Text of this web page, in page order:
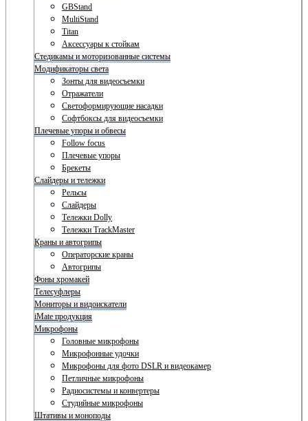
GBStand
MultiStand
Titan
Аксессуары к стойкам
Стедикамы и моторизованные системы
Модификаторы света
Зонты для видеосъемки
Отражатели
Светоформирующие насадки
Софтбоксы для видеосъемки
Плечевые упоры и обвесы
Follow focus
Плечевые упоры
Брекеты
Слайдеры и тележки
Рельсы
Слайдеры
Тележки Dolly
Тележки TrackMaster
Краны и автогрипы
Операторские краны
Автогрипы
Фоны хромакей
Телесуфлеры
Мониторы и видоискатели
iMate продукция
Микрофоны
Головные микрофоны
Микрофонные удочки
Микрофоны для фото DSLR и видеокамер
Петличные микрофоны
Радиосистемы и конвертеры
Студийные микрофоны
Штативы и моноподы